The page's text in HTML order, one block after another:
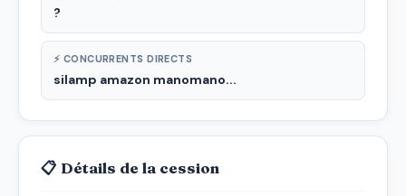
?
⚡ CONCURRENTS DIRECTS
silamp amazon manomano...
📋 Détails de la cession